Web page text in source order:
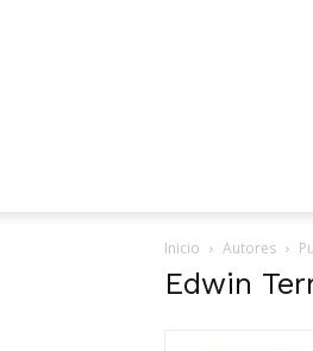
Inicio Autores
Edwin